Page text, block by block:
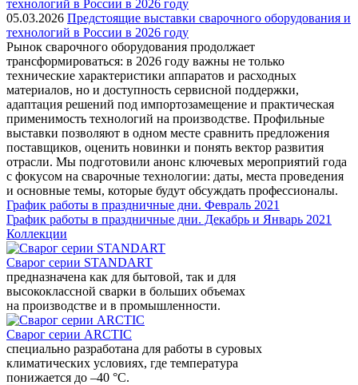
05.03.2026 Предстоящие выставки сварочного оборудования и
технологий в России в 2026 году
Рынок сварочного оборудования продолжает
трансформироваться: в 2026 году важны не только
технические характеристики аппаратов и расходных
материалов, но и доступность сервисной поддержки,
адаптация решений под импортозамещение и практическая
применимость технологий на производстве. Профильные
выставки позволяют в одном месте сравнить предложения
поставщиков, оценить новинки и понять вектор развития
отрасли. Мы подготовили анонс ключевых мероприятий года
с фокусом на сварочные технологии: даты, места проведения
и основные темы, которые будут обсуждать профессионалы.
График работы в праздничные дни. Февраль 2021
График работы в праздничные дни. Декабрь и Январь 2021
Коллекции
Сварог серии STANDART
предназначена как для бытовой, так и для
высококлассной сварки в больших объемах
на производстве и в промышленности.
Сварог серии ARCTIC
специально разработана для работы в суровых
климатических условиях, где температура
понижается до –40 °С.